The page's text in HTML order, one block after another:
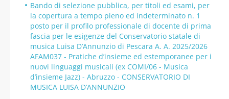
Bando di selezione pubblica, per titoli ed esami, per
la copertura a tempo pieno ed indeterminato n. 1
posto per il profilo professionale di docente di prima
fascia per le esigenze del Conservatorio statale di
musica Luisa D’Annunzio di Pescara A. A. 2025/2026
AFAM037 - Pratiche d’insieme ed estemporanee per i
nuovi linguaggi musicali (ex COMI/06 - Musica
d’insieme Jazz) - Abruzzo - CONSERVATORIO DI
MUSICA LUISA D’ANNUNZIO